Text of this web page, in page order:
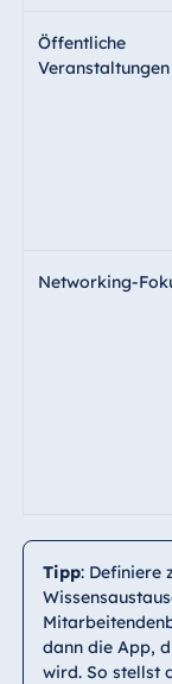
Öffentliche
Veranstaltungen
Networking-
Tipp: Definiere
dann die App,
wird. So stellst